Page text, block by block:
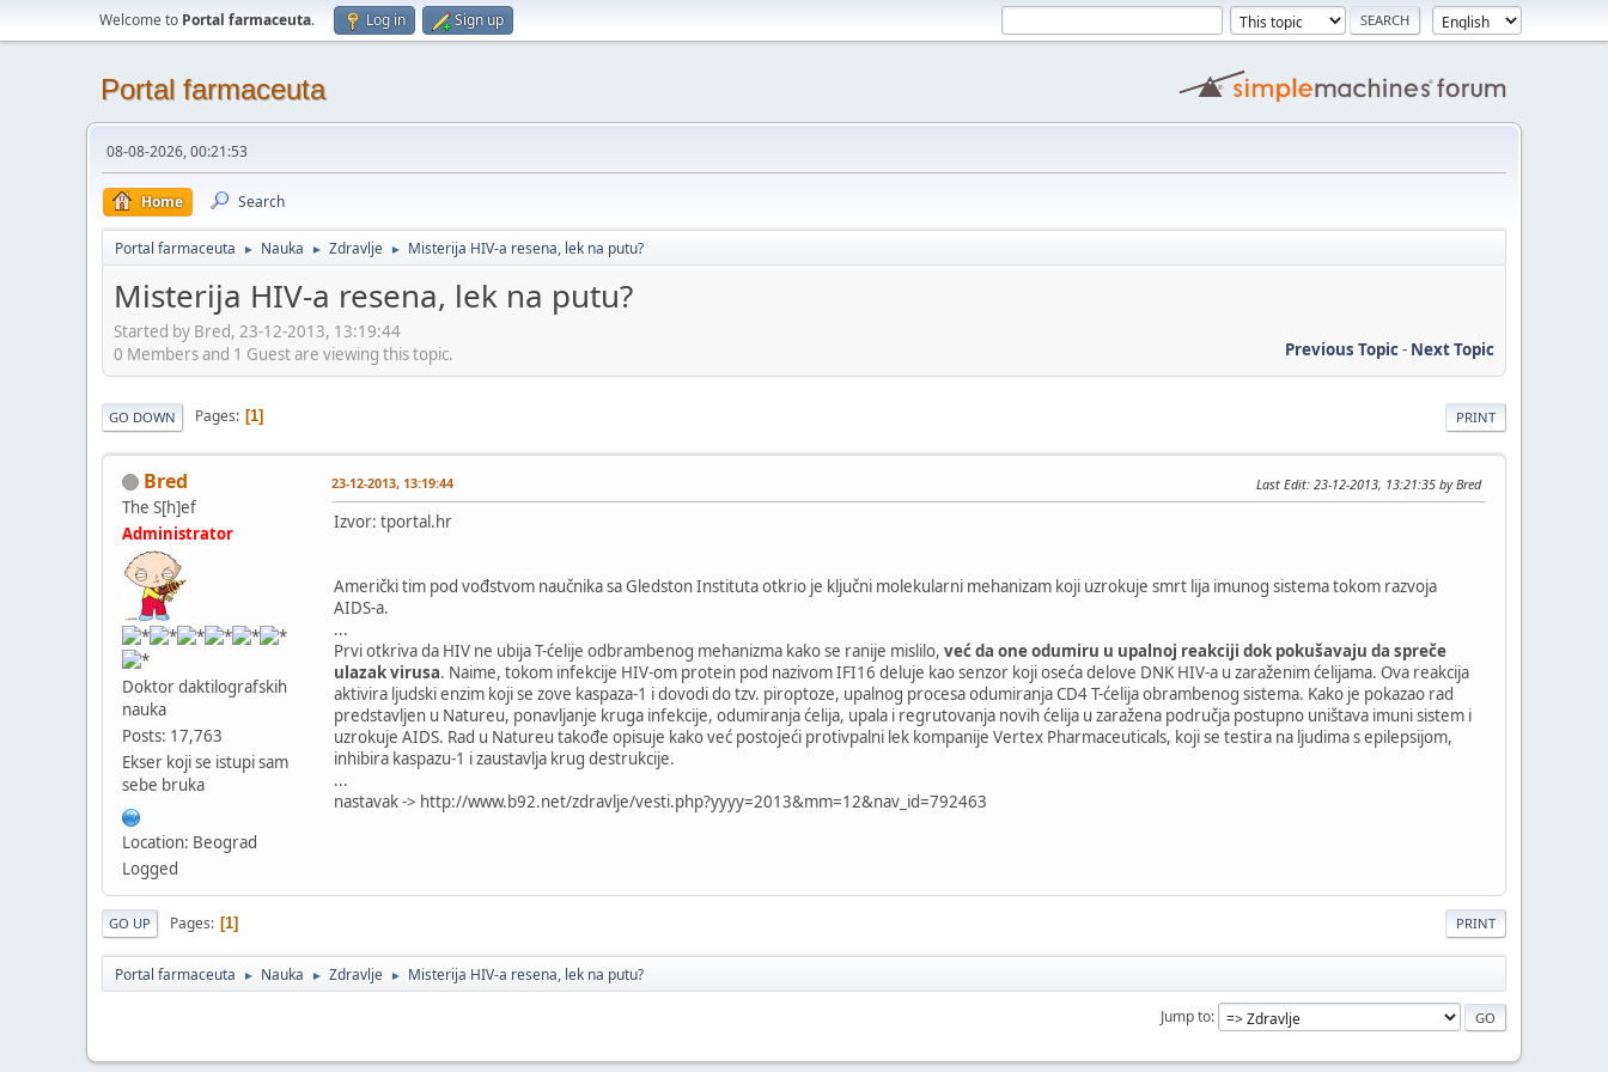
Welcome to Portal farmaceuta. Log in Sign up
Portal farmaceuta
08-08-2026, 00:21:53
Home Search
Portal farmaceuta ► Nauka ► Zdravlje ► Misterija HIV-a resena, lek na putu?
Misterija HIV-a resena, lek na putu?
Started by Bred, 23-12-2013, 13:19:44
Previous Topic- Next Topic
0 Members and 1 Guest are viewing this topic.
PRINT
GO DOWN Pages 1
Bred
The S[h]ef
Administrator
Doktor daktilografskih
nauka
Posts: 17,763
Ekser koji se istupi sam
sebe bruka
Location: Beograd
Logged
23-12-2013, 13:19:44 Last Edit: 23-12-2013, 13:21:35 by Bred
Izvor: tportal.hr
Američki tim pod vođstvom naučnika sa Gledston Instituta otkrio je ključni molekularni mehanizam koji uzrokuje smrt lija imunog sistema tokom razvoja
AIDS-a.
...
Prvi otkriva da HIV ne ubija T-ćelije odbrambenog mehanizma kako se ranije mislilo, već da one odumiru u upalnoj reakciji dok pokušavaju da spreče
ulazak virusa. Naime, tokom infekcije HIV-om protein pod nazivom IFI16 deluje kao senzor koji oseća delove DNK HIV-a u zaraženim ćelijama. Ova reakcija
aktivira ljudski enzim koji se zove kaspaza-1 i dovodi do tzv. piroptoze, upalnog procesa odumiranja CD4 T-ćelija obrambenog sistema. Kako je pokazao rad
predstavljen u Natureu, ponavljanje kruga infekcije, odumiranja ćelija, upala i regrutovanja novih ćelija u zaražena područja postupno uništava imuni sistem i
uzrokuje AIDS. Rad u Natureu takođe opisuje kako već postojeći protivpalni lek kompanije Vertex Pharmaceuticals, koji se testira na ljudima s epilepsijom,
inhibira kaspazu-1 i zaustavlja krug destrukcije.
...
nastavak -> http://www.b92.net/zdravlje/vesti.php?yyyy=2013&mm=12&nav_id=792463
PRINT
GO UP Pages 1
Portal farmaceuta ► Nauka ► Zdravlje ► Misterija HIV-a resena, lek na putu?
Jump to